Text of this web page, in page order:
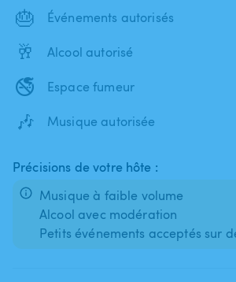
🎂 Événements autorisés
🥂 Alcool autorisé
🚭 Espace fumeur
🎶 Musique autorisée
Précisions de votre hôte :
Musique à faible volume
Alcool avec modération
Petits événements acceptés sur